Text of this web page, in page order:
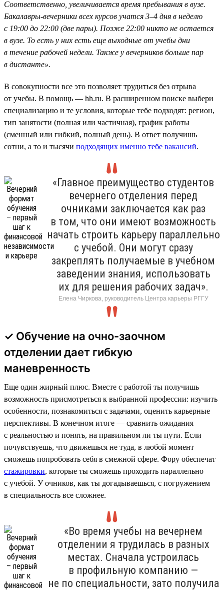
Соответственно, увеличивается время пребывания в вузе.
Бакалавры-вечерники всех курсов учатся 3–4 дня в неделю
с 19:00 до 22:00 (две пары). Позже 22:00 никто не остается
в вузе. То есть у них есть еще выходные от учебы дни
в течение рабочей недели. Также у вечерников больше пар
в дистанте».
В совокупности все это позволяет трудиться без отрыва
от учебы. В помощь — hh.ru. В расширенном поиске выбери
специализацию и те условия, которые тебе подходят: регион,
тип занятости (полная или частичная), график работы
(сменный или гибкий, полный день). В ответ получишь
сотни, а то и тысячи подходящих именно тебе вакансий.
«Главное преимущество студентов
вечернего отделения перед
очниками заключается как раз
в том, что они имеют возможность
начать строить карьеру параллельно
с учебой. Они могут сразу
закреплять получаемые в учебном
заведении знания, использовать
их для решения рабочих задач».
Елена Чиркова, руководитель Центра карьеры РГГУ
✓ Обучение на очно-заочном
отделении дает гибкую
маневренность
Еще один жирный плюс. Вместе с работой ты получишь
возможность присмотреться к выбранной профессии: изучить
особенности, познакомиться с задачами, оценить карьерные
перспективы. В конечном итоге — сравнить ожидания
с реальностью и понять, на правильном ли ты пути. Если
почувствуешь, что движешься не туда, в любой момент
сможешь попробовать себя в смежной сфере. Фору обеспечат
стажировки, которые ты сможешь проходить параллельно
с учебой. У очников, как ты догадываешься, с погружением
в специальность все сложнее.
«Во время учебы на вечернем
отделении я трудилась в разных
местах. Сначала устроилась
в профильную компанию —
не по специальности, зато получила